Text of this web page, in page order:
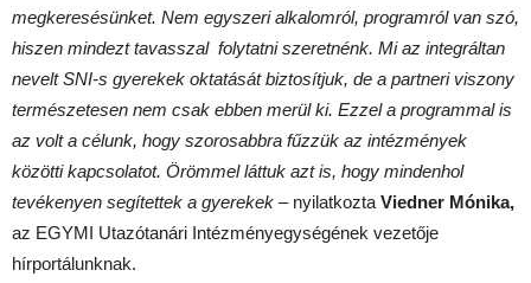
megkeresésünket. Nem egyszeri alkalomról, programról van szó,
hiszen mindezt tavasszal folytatni szeretnénk. Mi az integráltan
nevelt SNI-s gyerekek oktatását biztosítjuk, de a partneri viszony
természetesen nem csak ebben merül ki. Ezzel a programmal is
az volt a célunk, hogy szorosabbra fűzzük az intézmények
közötti kapcsolatot. Örömmel láttuk azt is, hogy mindenhol
tevékenyen segítettek a gyerekek – nyilatkoztaViedner Mónika,
az EGYMI Utazótanári Intézményegységének vezetője
hírportálunknak.